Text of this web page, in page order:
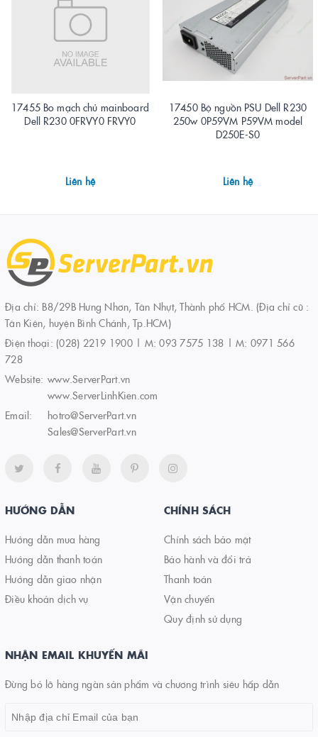
17455 Bo mạch chủ mainboard
Dell R230 0FRVY0 FRVY0
Liên hệ
17450 Bộ nguồn PSU Dell R230
250w 0P59VM P59VM model
D250E-S0
Liên hệ
Địa chỉ: B8/29B Hưng Nhơn, Tân Nhựt, Thành phố HCM. (Địa chỉ cũ :
Tân Kiên, huyện Bình Chánh, Tp.HCM)
Điện thoại: (028) 2219 1900 | M: 093 7575 138 | M: 0971 566
728
Website: www.ServerPart.vn
www.ServerLinhKien.com
Email:
hotro@ServerPart.vn
Sales@ServerPart.vn
HƯỚNG DẪN
Hướng dẫn mua hàng
Hướng dẫn thanh toán
Hướng dẫn giao nhận
Điều khoản dịch vụ
CHÍNH SÁCH
Chính sách bảo mật
Bảo hành và đổi trả
Thanh toán
Vận chuyển
Quy định sử dụng
NHẬN EMAIL KHUYẾN MÃI
Đừng bỏ lỡ hàng ngàn sản phẩm và chương trình siêu hấp dẫn